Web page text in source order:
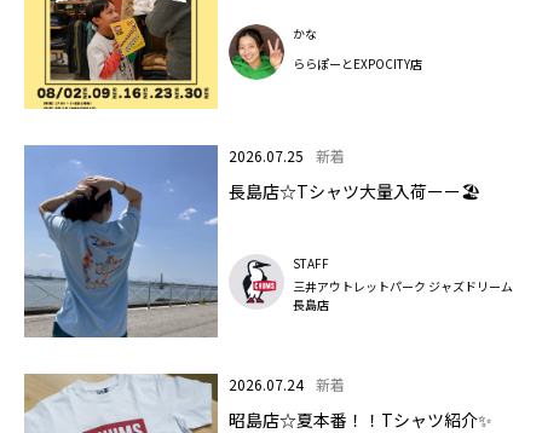
かな
ららぽーとEXPOCITY店
2026.07.25 新着
長島店☆Tシャツ大量入荷ーー🏖️
STAFF
三井アウトレットパーク ジャズドリーム
長島店
2026.07.24 新着
昭島店☆夏本番！！Tシャツ紹介✨